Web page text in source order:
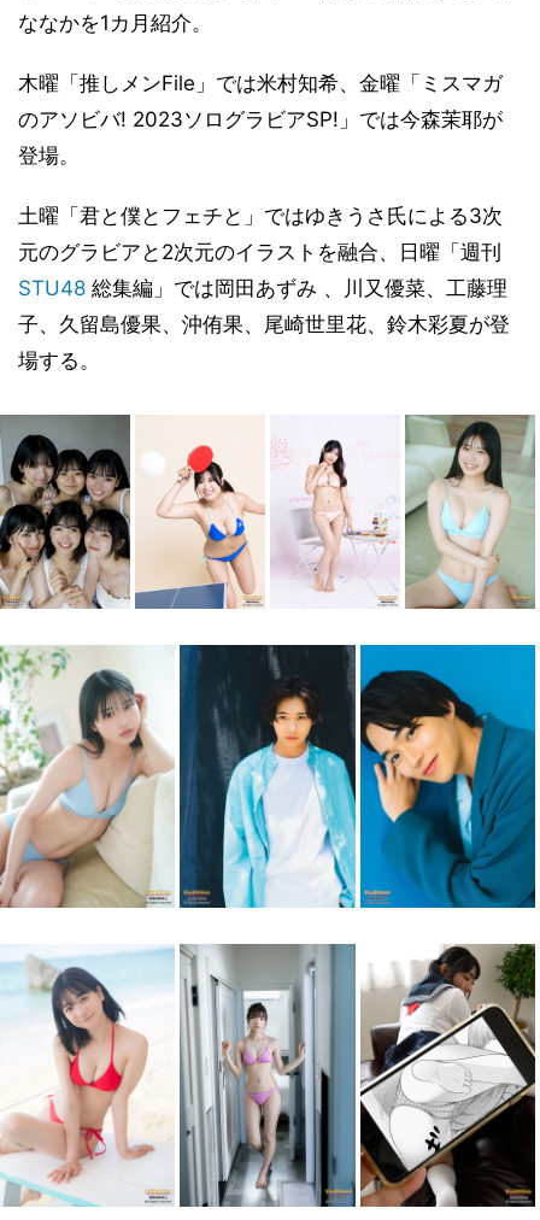
ななかを1カ月紹介。
木曜「推しメンFile」では米村知希、金曜「ミスマガ
のアソビバ! 2023ソログラビアSP!」では今森茉耶が
登場。
土曜「君と僕とフェチと」ではゆきうさ氏による3次
元のグラビアと2次元のイラストを融合、日曜「週刊
STU48 総集編」では岡田あずみ 、川又優菜、工藤理
子、久留島優果、沖侑果、尾崎世里花、鈴木彩夏が登
場する。